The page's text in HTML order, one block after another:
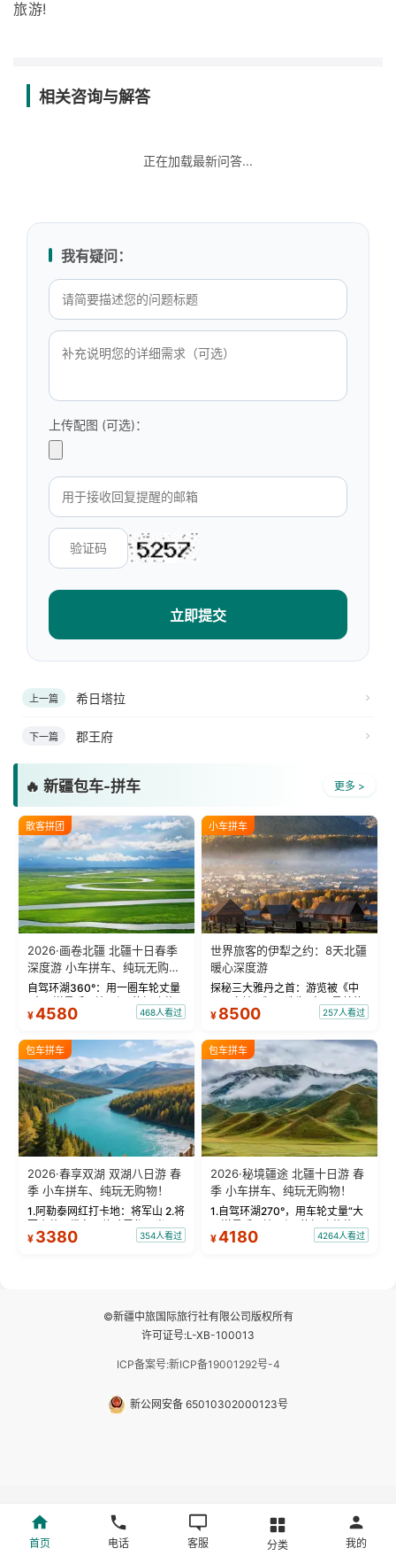
旅游!
相关咨询与解答
正在加载最新问答...
我有疑问：
上传配图 (可选)：
立即提交
上一篇 希日塔拉
下一篇 郡王府
🔥 新疆包车-拼车 更多 >
散客拼团
2026·画卷北疆 北疆十日春季
深度游 小车拼车、纯玩无购
物！
自驾环湖360°：用一圈车轮丈量
“大西洋最后一滴眼泪”的极致蔚
蓝。 赛湖旅拍：甄选多款风格服
绝美瞬间。 赛湖坦克300跟车视
频：专业摄影师...
¥4580 468人看过
小车拼车
世界旅客的伊犁之约：8天北疆
暖心深度游
探秘三大雅丹之首：游览被《中
国国家地理》评选为“中国最美的
三大雅丹”第一名的克拉玛依魔鬼
瓦人最大村落——禾木村，欣赏
晨雾与小木...
¥ 8500 257人看过
包车拼车
2026·春享双湖 双湖八日游 春
季 小车拼车、纯玩无购物！
1.阿勒泰网红打卡地：将军山 2.将
军山落日缆车，体验雪都风光 3.
将军山，夕阳派对，蹦迪party 4.
¥ 3380 354人看过
包车拼车
2026·秘境疆途 北疆十日游 春
季 小车拼车、纯玩无购物！
1.自驾环湖270°，用车轮丈量“大
西洋最后一滴眼泪”的极致蔚蓝，
让雪山、花海与深邃湖水在转弯
¥4180 4264人看过
©新疆中旅国际旅行社有限公司版权所有
许可证号:L-XB-100013
ICP备案号:新ICP备19001292号-4
新公网安备 65010302000123号
首页 电话 客服 分类 我的